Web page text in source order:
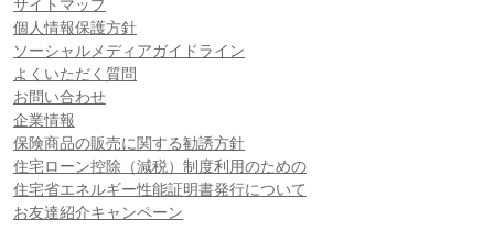
サイトマップ
個人情報保護方針
ソーシャルメディアガイドライン
よくいただく質問
お問い合わせ
企業情報
保険商品の販売に関する勧誘方針
住宅ローン控除（減税）制度利用のための
住宅省エネルギー性能証明書発行について
お友達紹介キャンペーン